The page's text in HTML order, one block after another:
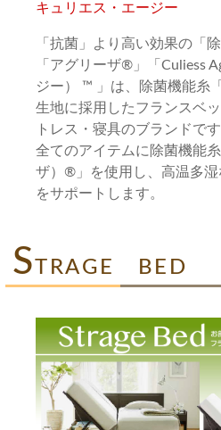
キュリエス・エージー
「抗菌」より高い効果の「
「アグリーザ®」「Culiess
ジー） ™ 」は、除菌機能糸
生地に採用したフランスベ
トレス・寝具のブランドです
全てのアイテムに除菌機能
ザ）®」を使用し、高温多
をサポートします。
STRAGE BED